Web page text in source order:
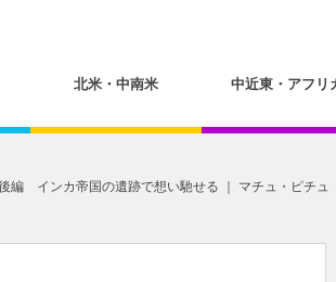
北米・中南米 中近東・アフリ
編 インカ帝国の遺跡で想い馳せる ｜ マチュ・ピチュ